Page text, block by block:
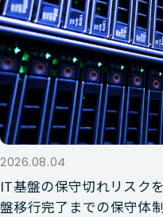
2026.08.04
IT基盤の保守切れリスク
盤移行完了までの保守体